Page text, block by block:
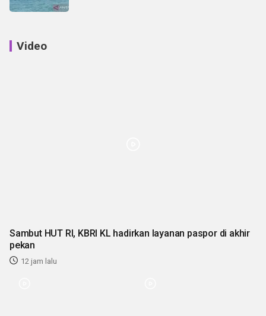
Video
Sambut HUT RI, KBRI KL hadirkan layanan paspor di akhir
pekan
12 jam lalu